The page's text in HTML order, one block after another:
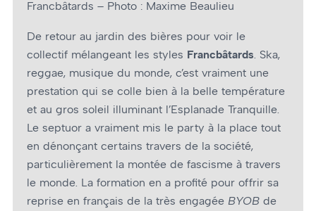
Francbâtards – Photo : Maxime Beaulieu
De retour au jardin des bières pour voir le
collectif mélangeant les styles Francbâtards . Ska,
reggae, musique du monde, c’est vraiment une
prestation qui se colle bien à la belle température
et au gros soleil illuminant l’Esplanade Tranquille.
Le septuor a vraiment mis le party à la place tout
en dénonçant certains travers de la société,
particulièrement la montée de fascisme à travers
le monde. La formation en a profité pour offrir sa
reprise en français de la très engagée BYOB de